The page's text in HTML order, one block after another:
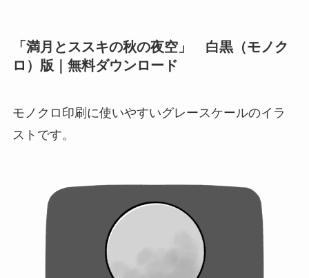
「満月とススキの秋の夜空」 白黒（モノク
ロ）版｜無料ダウンロード
モノクロ印刷に使いやすいグレースケールのイラ
ストです。